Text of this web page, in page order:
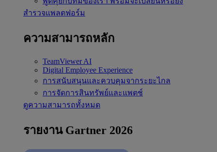
สำรวจแพลตฟอร์ม
ความสามารถหลัก
TeamViewer AI
Digital Employee Experience
การสนับสนุนและควบคุมจากระยะไกล
การจัดการสินทรัพย์และแพตช์
ดูความสามารถทั้งหมด
รายงาน Gartner 2026